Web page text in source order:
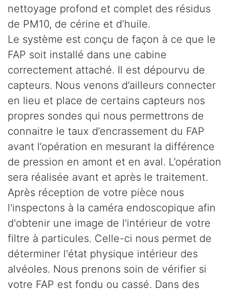
nettoyage profond et complet des résidus
de PM10, de cérine et d’huile.
Le système est conçu de façon à ce que le
FAP soit installé dans une cabine
correctement attaché. Il est dépourvu de
capteurs. Nous venons d’ailleurs connecter
en lieu et place de certains capteurs nos
propres sondes qui nous permettrons de
connaitre le taux d’encrassement du FAP
avant l’opération en mesurant la différence
de pression en amont et en aval. L’opération
sera réalisée avant et après le traitement.
Après réception de votre pièce nous
l'inspectons à la caméra endoscopique afin
d'obtenir une image de l'intérieur de votre
filtre à particules. Celle-ci nous permet de
déterminer l'état physique intérieur des
alvéoles. Nous prenons soin de vérifier si
votre FAP est fondu ou cassé. Dans des